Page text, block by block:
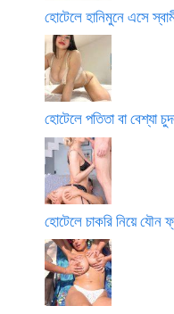
হোটেলে হানিমুনে এসে
হোটেলে পতিতা বা বেশ্যা
হোটেলে চাকরি নিয়ে যৌন